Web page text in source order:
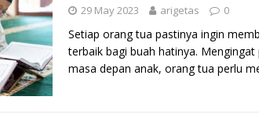
29 May 2023 arigetas 0
Setiap orang tua pastinya ingin
terbaik bagi buah hatinya.
masa depan anak, orang tua perlu